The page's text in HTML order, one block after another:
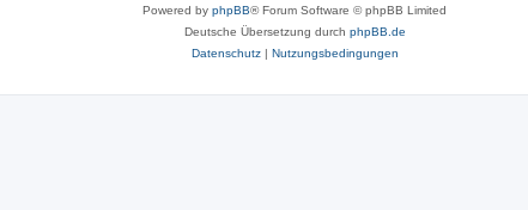
Powered by phpBB® Forum Software © phpBB Limited
Deutsche Übersetzung durch phpBB.de
Datenschutz| Nutzungsbedingungen